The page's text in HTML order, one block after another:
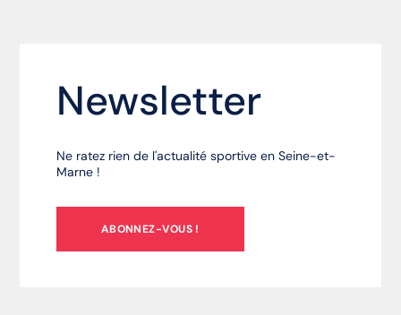
Newsletter
Ne ratez rien de l'actualité sportive en Seine-et-
Marne !
ABONNEZ-VOUS !